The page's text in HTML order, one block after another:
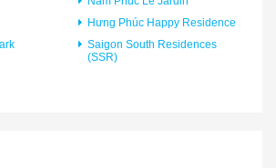
Hưng Phúc Happy Residence
Saigon South Residences
(SSR)